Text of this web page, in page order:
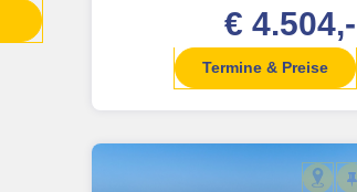
€ 4.504,-
Termine & Preise